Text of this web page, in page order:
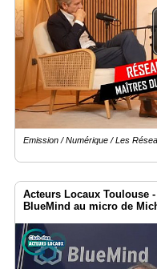
Emission / Numérique / Les
Acteurs Locaux Toulouse
BlueMind au micro de